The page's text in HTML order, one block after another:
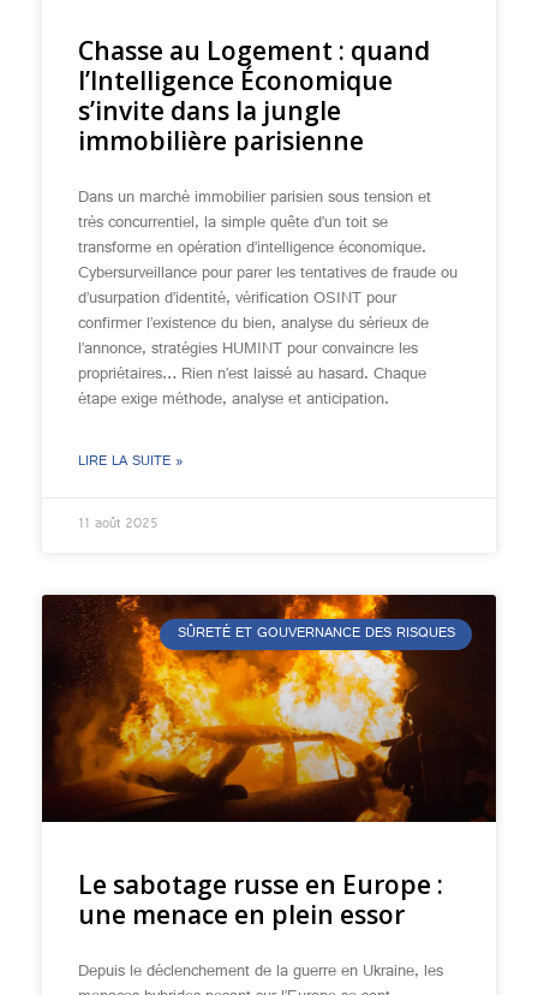
Chasse au Logement : quand
l’Intelligence Économique
s’invite dans la jungle
immobilière parisienne
Dans un marché immobilier parisien sous tension et
très concurrentiel, la simple quête d’un toit se
transforme en opération d’intelligence économique.
Cybersurveillance pour parer les tentatives de fraude ou
d’usurpation d’identité, vérification OSINT pour
confirmer l’existence du bien, analyse du sérieux de
l’annonce, stratégies HUMINT pour convaincre les
propriétaires… Rien n’est laissé au hasard. Chaque
étape exige méthode, analyse et anticipation.
LIRE LA SUITE »
11 août 2025
SÛRETÉ ET GOUVERNANCE DES RISQUES
Le sabotage russe en Europe :
une menace en plein essor
Depuis le déclenchement de la guerre en Ukraine, les